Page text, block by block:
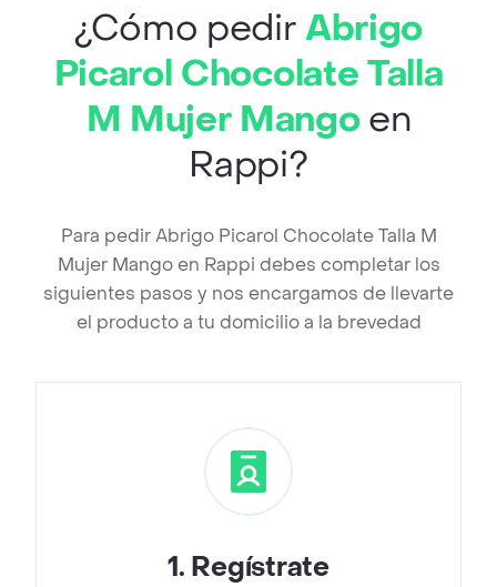
¿Cómo pedirAbrigo
Picarol Chocolate Talla
M Mujer Mangoen
Rappi?
Para pedir Abrigo Picarol Chocolate Talla M
Mujer Mango en Rappi debes completar los
siguientes pasos y nos encargamos de llevarte
el producto a tu domicilio a la brevedad
1. Regístrate